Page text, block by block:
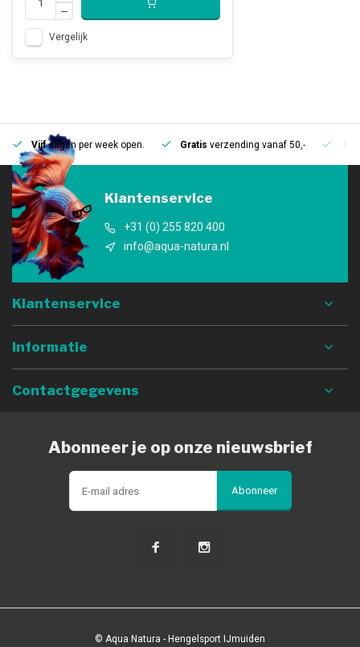
Vergelijk
Vijfdagen per week open. Gratis verzending vanaf 50,-
Klantenservice
+31 (0) 255 820 400
info@aqua-natura.nl
Klantenservice
Informatie
Contactgegevens
Abonneer je op onze nieuwsbrief
Abonneer
© Aqua Natura - Hengelsport IJmuiden